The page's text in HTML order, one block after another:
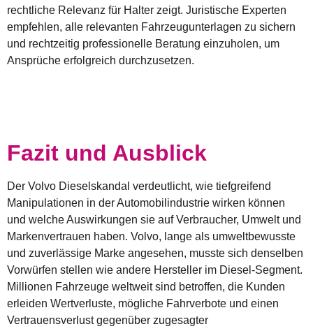
rechtliche Relevanz für Halter zeigt. Juristische Experten
empfehlen, alle relevanten Fahrzeugunterlagen zu sichern
und rechtzeitig professionelle Beratung einzuholen, um
Ansprüche erfolgreich durchzusetzen.
Fazit und Ausblick
Der Volvo Dieselskandal verdeutlicht, wie tiefgreifend
Manipulationen in der Automobilindustrie wirken können
und welche Auswirkungen sie auf Verbraucher, Umwelt und
Markenvertrauen haben. Volvo, lange als umweltbewusste
und zuverlässige Marke angesehen, musste sich denselben
Vorwürfen stellen wie andere Hersteller im Diesel-Segment.
Millionen Fahrzeuge weltweit sind betroffen, die Kunden
erleiden Wertverluste, mögliche Fahrverbote und einen
Vertrauensverlust gegenüber zugesagter